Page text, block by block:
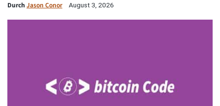
Durch Jason Conor August 3, 2026